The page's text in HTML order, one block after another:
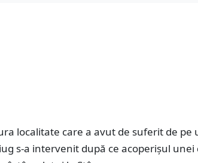
localitate care a avut de suferit de pe
s-a intervenit după ce acoperișul unei